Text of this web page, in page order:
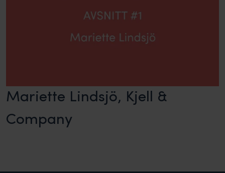
Mariette Lindsjö, Kjell &
Company